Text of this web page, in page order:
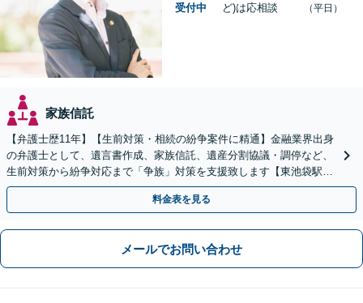
受付中
ど)は応相談
（平日）
家族信託
【弁護士歴11年】【生前対策・相続の紛争案件に精通】金融業界出身
の弁護士として、遺言書作成、家族信託、遺産分割協議・調停など、
生前対策から紛争対応まで「争族」対策を支援致します【東池袋駅2
分】【初回面談無料】
料金表を見る
メールでお問い合わせ